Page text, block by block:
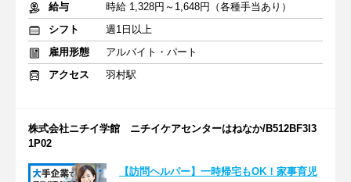
給与
時給 1,328円～1,648円（各種手当あり）
シフト
週1日以上
雇用形態
アルバイト・パート
アクセス
羽村駅
株式会社ニチイ学館 ニチイケアセンターはねなか/B512BF3I3
1P02
【訪問ヘルパー】一時帰宅もOK！家事育児